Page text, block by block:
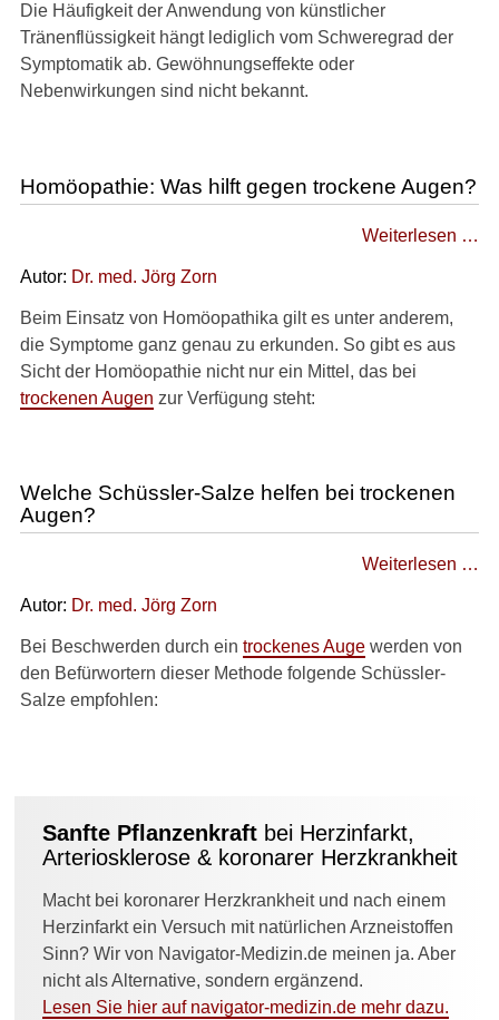
Die Häufigkeit der Anwendung von künstlicher
Tränenflüssigkeit hängt lediglich vom Schweregrad der
Symptomatik ab. Gewöhnungseffekte oder
Nebenwirkungen sind nicht bekannt.
Homöopathie: Was hilft gegen trockene Augen?
Weiterlesen …
Autor: Dr. med. Jörg Zorn
Beim Einsatz von Homöopathika gilt es unter anderem,
die Symptome ganz genau zu erkunden. So gibt es aus
Sicht der Homöopathie nicht nur ein Mittel, das bei
trockenen Augen zur Verfügung steht:
Welche Schüssler-Salze helfen bei trockenen
Augen?
Weiterlesen …
Autor: Dr. med. Jörg Zorn
Bei Beschwerden durch ein trockenes Auge werden von
den Befürwortern dieser Methode folgende Schüssler-
Salze empfohlen:
Sanfte Pflanzenkraft bei Herzinfarkt,
Arteriosklerose & koronarer Herzkrankheit
Macht bei koronarer Herzkrankheit und nach einem
Herzinfarkt ein Versuch mit natürlichen Arzneistoffen
Sinn? Wir von Navigator-Medizin.de meinen ja. Aber
nicht als Alternative, sondern ergänzend.
Lesen Sie hier auf navigator-medizin.de mehr dazu.